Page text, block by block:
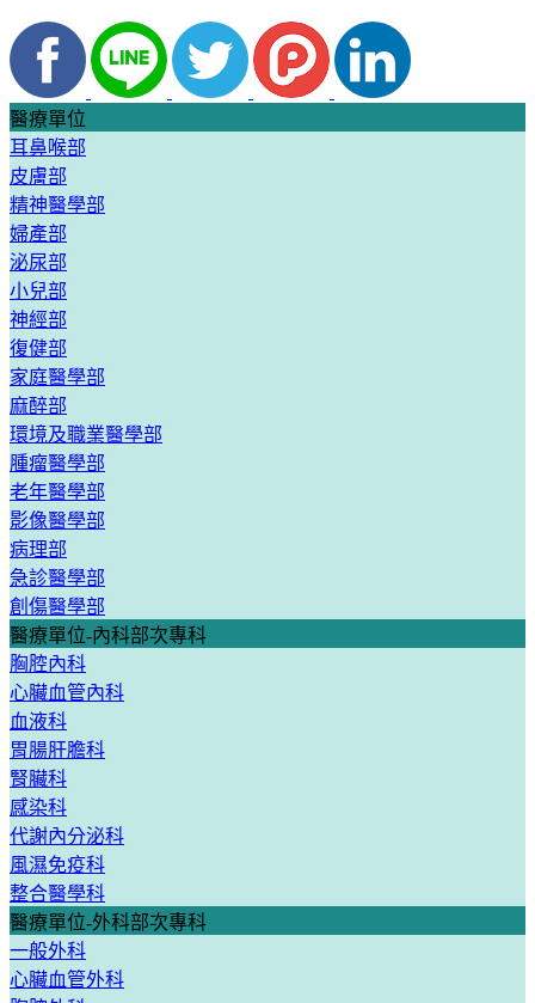
醫療單位
耳鼻喉部
皮膚部
精神醫學部
婦產部
泌尿部
小兒部
神經部
復健部
家庭醫學部
麻醉部
環境及職業醫學部
腫瘤醫學部
老年醫學部
影像醫學部
病理部
急診醫學部
創傷醫學部
醫療單位-內科部次專科
胸腔內科
心臟血管內科
血液科
胃腸肝膽科
腎臟科
感染科
代謝內分泌科
風濕免疫科
整合醫學科
醫療單位-外科部次專科
一般外科
心臟血管外科